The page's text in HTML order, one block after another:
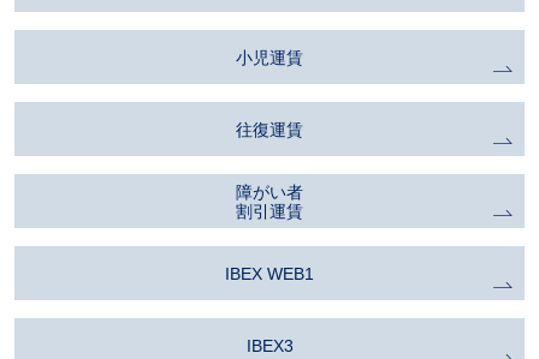
小児運賃
往復運賃
障がい者
割引運賃
IBEX WEB1
IBEX3